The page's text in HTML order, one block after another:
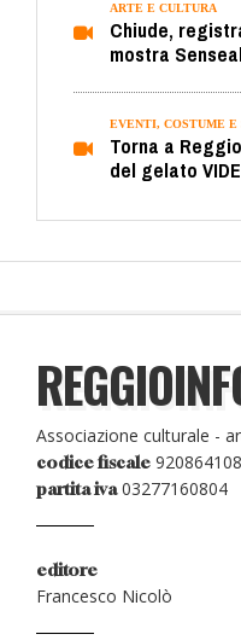
ARTE E CULTURA
Chiude,
mostra
EVENTI, COSTUME E
Torna a
del gelato
Associazione culturale -
codice fiscale
partita iva03277160804
editore
Francesco Nicolò